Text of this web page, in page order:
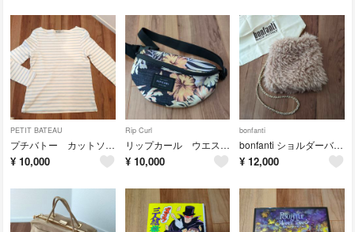
PETIT BATEAU
プチバトー カットソー S レディース ボーダー ブルー
¥ 10,000
Rip Curl
リップカール ウエストポーチ
¥ 10,000
bonfanti
bonfanti ショルダーバッグ
¥ 12,000